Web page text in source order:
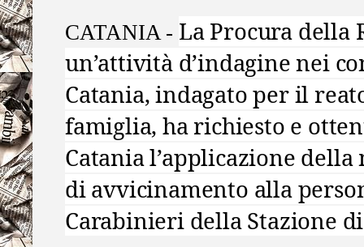
CATANIA - La Procura della
un’attività d’indagine nei
Catania, indagato per il
famiglia, ha richiesto e
Catania l’applicazione
di avvicinamento alla
Carabinieri della Stazione